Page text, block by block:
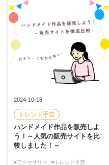
2024-10-18
トレンド手芸
ハンドメイド作品を販売しよ
う！～人気の販売サイトを比
較しました！～
#アクセサリー
#トレンド手芸